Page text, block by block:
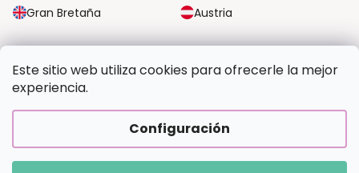
Este sitio web utiliza cookies para ofrecerle la mejor
experiencia.
Configuración
Gran Bretaña
Austria
OPCIONES SEGURAS DE PAGO